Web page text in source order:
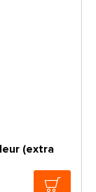
(extra